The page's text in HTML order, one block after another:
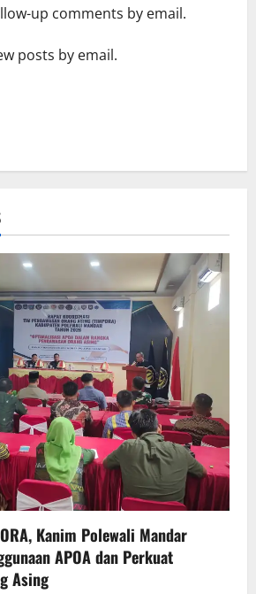
up comments by email.
posts by email.
Kanim Polewali Mandar
APOA dan Perkuat
Asing